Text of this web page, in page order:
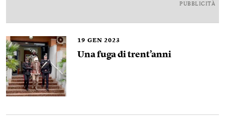
PUBBLICITÀ
19 GEN 2023
Una fuga di trent’anni